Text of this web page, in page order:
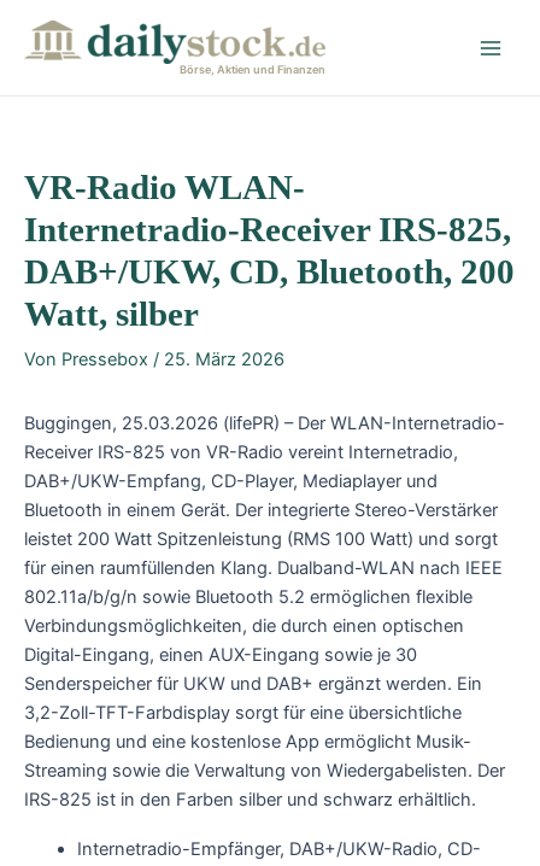
Börse, Aktien und Finanzen
VR-Radio WLAN-
Internetradio-Receiver IRS-825,
DAB+/UKW, CD, Bluetooth, 200
Watt, silber
Von Pressebox / 25. März 2026
Buggingen, 25.03.2026 (lifePR) – Der WLAN-Internetradio-
Receiver IRS-825 von VR-Radio vereint Internetradio,
DAB+/UKW-Empfang, CD-Player, Mediaplayer und
Bluetooth in einem Gerät. Der integrierte Stereo-Verstärker
leistet 200 Watt Spitzenleistung (RMS 100 Watt) und sorgt
für einen raumfüllenden Klang. Dualband-WLAN nach IEEE
802.11a/b/g/n sowie Bluetooth 5.2 ermöglichen flexible
Verbindungsmöglichkeiten, die durch einen optischen
Digital-Eingang, einen AUX-Eingang sowie je 30
Senderspeicher für UKW und DAB+ ergänzt werden. Ein
3,2-Zoll-TFT-Farbdisplay sorgt für eine übersichtliche
Bedienung und eine kostenlose App ermöglicht Musik-
Streaming sowie die Verwaltung von Wiedergabelisten. Der
IRS-825 ist in den Farben silber und schwarz erhältlich.
Internetradio-Empfänger, DAB+/UKW-Radio, CD-